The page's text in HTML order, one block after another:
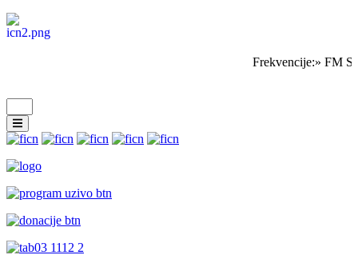
Frekvencije:» FM